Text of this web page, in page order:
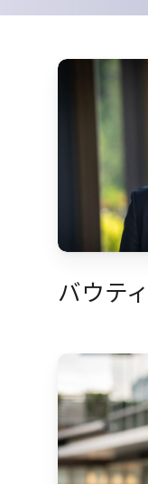
バウテ